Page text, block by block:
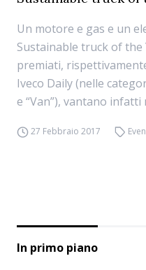
Un motore e gas e un
Sustainable truck of the
premiati,
Iveco Daily (nelle
e “Van”), vantano
27 Febbraio 2017
In primo piano